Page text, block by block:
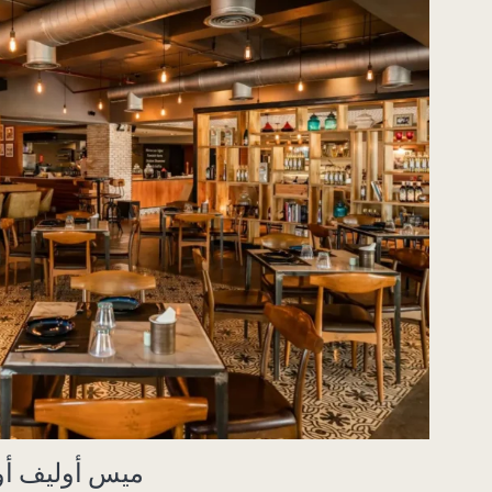
ميس أوليف